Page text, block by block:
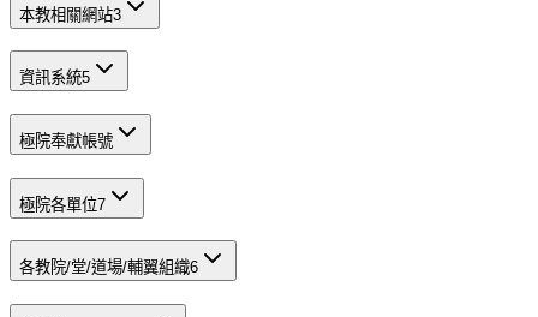
本教相關網站3
資訊系統5
極院奉獻帳號
極院各單位7
各教院/堂/道場/輔翼組織6